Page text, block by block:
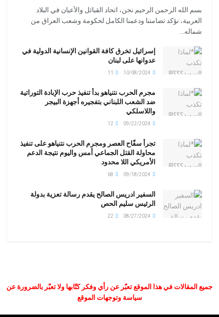
بسم الله الرحمن الرحيم نحن، اتحاد القبائل والأعيان في البلاد
العربية، نؤكد تضامننا ودعمنا الكامل لحكومة وشعب العراق من
شماله...
إسرائيل تخرق كافة القوانين الإنسانية الدولية في
عدوانها على لبنان
مجرم الحرب نتنياهو بدأ تنفيذ حرب الإبادة التوراتية
ضد الشعب اللبناني بتفجيره أجهزة البيجر
واللاسلكي
تجرأ سفّاح العصر ومجرم الحرب نتنياهو على تنفيذ
محاولة القتل الجماعي أمس واليوم نتيجة الدعم
الأمريكي اللا محدود
السفير ادريس الصالح يقدم رسالة تعزية بدولة
الرئيس سليم الحص
جميع المقالات في هذا الموقع تعبّر عن رأي وفكر كتّابها ولا تعبّر بالضرورة عن
سياسة وتوجهات الموقع